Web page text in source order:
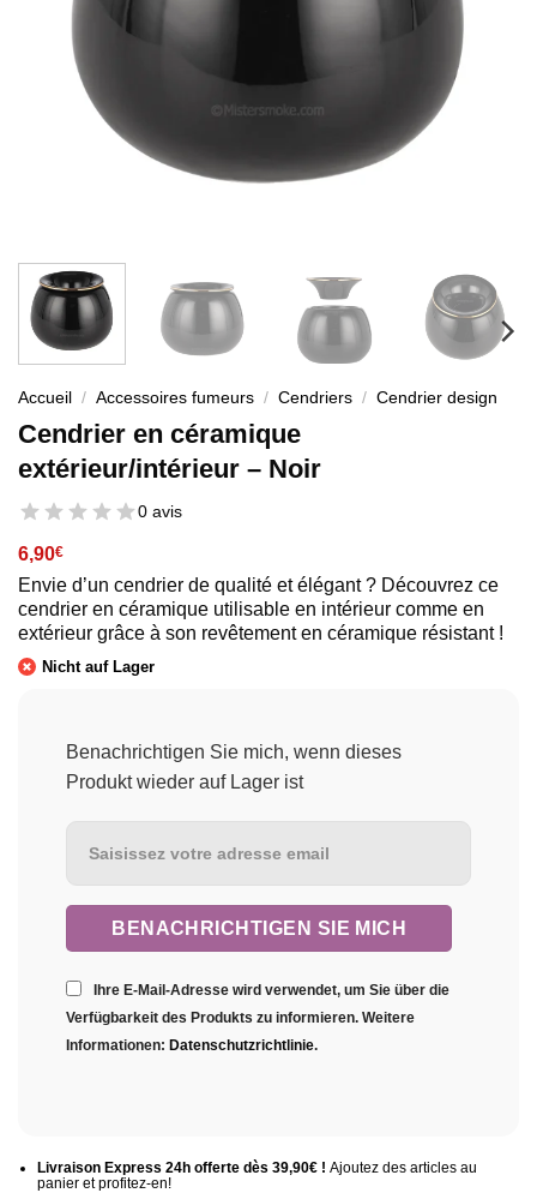
Accueil / Accessoires fumeurs / Cendriers / Cendrier design
Cendrier en céramique
extérieur/intérieur – Noir
0 avis
6,90€
Envie d’un cendrier de qualité et élégant ? Découvrez ce
cendrier en céramique utilisable en intérieur comme en
extérieur grâce à son revêtement en céramique résistant !
Nicht auf Lager
Benachrichtigen Sie mich, wenn dieses
Produkt wieder auf Lager ist
Ihre E-Mail-Adresse wird verwendet, um Sie über die
Verfügbarkeit des Produkts zu informieren. Weitere
Informationen: Datenschutzrichtlinie.
Livraison Express 24h offerte dès 39,90€ ! Ajoutez des articles au
panier et profitez-en!